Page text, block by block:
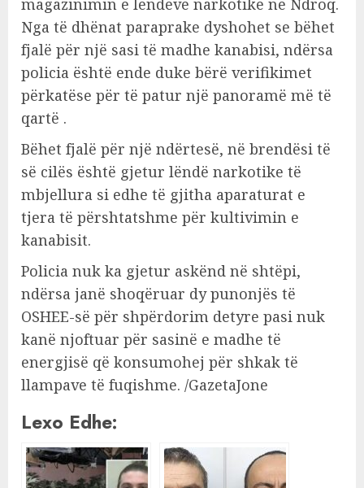
magazinimin e lëndëve narkotike në Ndroq.
Nga të dhënat paraprake dyshohet se bëhet
fjalë për një sasi të madhe kanabisi, ndërsa
policia është ende duke bërë verifikimet
përkatëse për të patur një panoramë më të
qartë .
Bëhet fjalë për një ndërtesë, në brendësi të
së cilës është gjetur lëndë narkotike të
mbjellura si edhe të gjitha aparaturat e
tjera të përshtatshme për kultivimin e
kanabisit.
Policia nuk ka gjetur askënd në shtëpi,
ndërsa janë shoqëruar dy punonjës të
OSHEE-së për shpërdorim detyre pasi nuk
kanë njoftuar për sasinë e madhe të
energjisë që konsumohej për shkak të
llampave të fuqishme. /GazetaJone
Lexo Edhe: